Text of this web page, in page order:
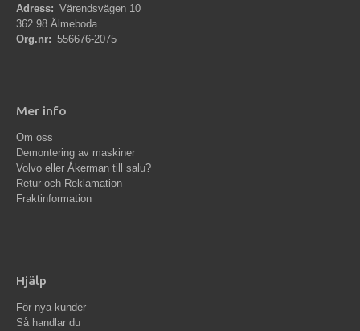
Adress: Värendsvägen 10
362 98 Älmeboda
Org.nr: 556676-2075
Mer info
Om oss
Demontering av maskiner
Volvo eller Åkerman till salu?
Retur och Reklamation
Fraktinformation
Hjälp
För nya kunder
Så handlar du